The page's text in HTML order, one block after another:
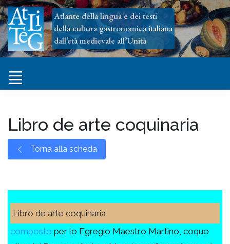
Atlante della lingua e dei testi
della cultura gastronomica italiana
dall’età medievale all’Unità
Libro de arte coquinaria
Torna alla scheda
Libro de arte coquinaria
composto per lo Egregio Maestro Martino, coquo